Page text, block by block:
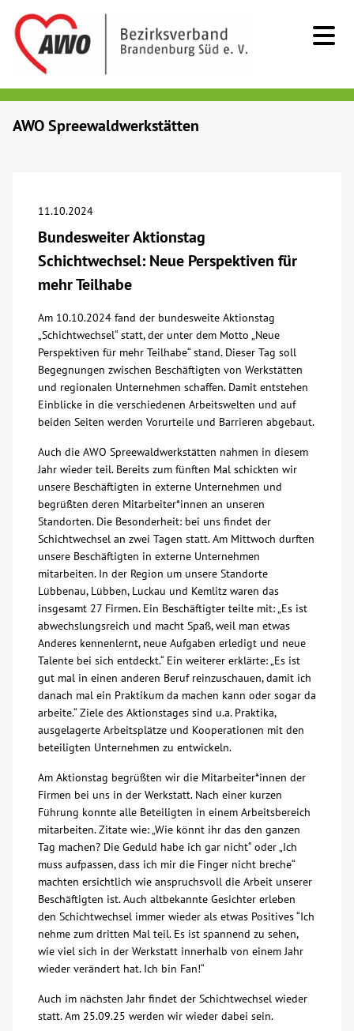
Beratung & Hilfe
Begegnung
Bildung
Über uns
Veranstaltungen
Spenden
Mitmachen
Karriere
Ausbildung
Glossar
Suche
Kontakt
AWO BB Süd
AWO Spreewaldwerkstätten
11.10.2024
Bundesweiter Aktionstag
Schichtwechsel: Neue Perspektiven für
mehr Teilhabe
Am 10.10.2024 fand der bundesweite Aktionstag
„Schichtwechsel“ statt, der unter dem Motto „Neue
Perspektiven für mehr Teilhabe“ stand. Dieser Tag soll
Begegnungen zwischen Beschäftigten von Werkstätten
und regionalen Unternehmen schaffen. Damit entstehen
Einblicke in die verschiedenen Arbeitswelten und auf
beiden Seiten werden Vorurteile und Barrieren abgebaut.
Auch die AWO Spreewaldwerkstätten nahmen in diesem
Jahr wieder teil. Bereits zum fünften Mal schickten wir
unsere Beschäftigten in externe Unternehmen und
begrüßten deren Mitarbeiter*innen an unseren
Standorten. Die Besonderheit: bei uns findet der
Schichtwechsel an zwei Tagen statt. Am Mittwoch durften
unsere Beschäftigten in externe Unternehmen
mitarbeiten. In der Region um unsere Standorte
Lübbenau, Lübben, Luckau und Kemlitz waren das
insgesamt 27 Firmen. Ein Beschäftigter teilte mit: „Es ist
abwechslungsreich und macht Spaß, weil man etwas
Anderes kennenlernt, neue Aufgaben erledigt und neue
Talente bei sich entdeckt.“ Ein weiterer erklärte: „Es ist
gut mal in einen anderen Beruf reinzuschauen, damit ich
danach mal ein Praktikum da machen kann oder sogar da
arbeite.“ Ziele des Aktionstages sind u.a. Praktika,
ausgelagerte Arbeitsplätze und Kooperationen mit den
beteiligten Unternehmen zu entwickeln.
Am Aktionstag begrüßten wir die Mitarbeiter*innen der
Firmen bei uns in der Werkstatt. Nach einer kurzen
Führung konnte alle Beteiligten in einem Arbeitsbereich
mitarbeiten. Zitate wie: „Wie könnt ihr das den ganzen
Tag machen? Die Geduld habe ich gar nicht“ oder „Ich
muss aufpassen, dass ich mir die Finger nicht breche“
machten ersichtlich wie anspruchsvoll die Arbeit unserer
Beschäftigten ist. Auch altbekannte Gesichter erleben
den Schichtwechsel immer wieder als etwas Positives “Ich
nehme zum dritten Mal teil. Es ist spannend zu sehen,
wie viel sich in der Werkstatt innerhalb von einem Jahr
wieder verändert hat. Ich bin Fan!“
Auch im nächsten Jahr findet der Schichtwechsel wieder
statt. Am 25.09.25 werden wir wieder dabei sein.